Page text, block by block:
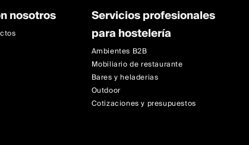
nosotros
Servicios profesionales
para hostelería
Ambientes B2B
Mobiliario de restaurante
Bares y heladerias
Outdoor
Cotizaciones y presupuestos